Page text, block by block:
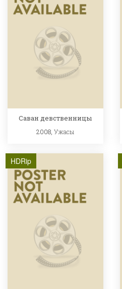
Саван девственницы
2008,Ужасы
HDRip